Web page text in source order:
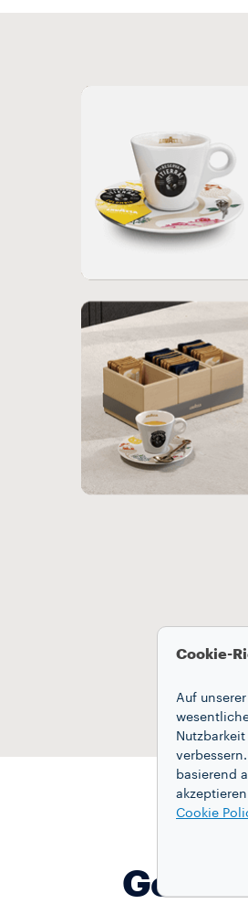
Cookie-
Auf
basierend
Cookie